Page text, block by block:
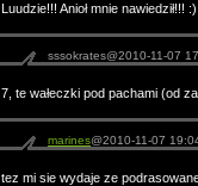
Luudzie!!! Anioł mnie nawiedził!!! :)
sssokrates@2010-11-07
7, te wałeczki pod pachami (od
marines@2010-11-07
tez mi sie wydaje ze